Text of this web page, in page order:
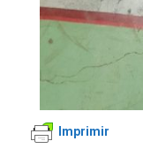
Imprimir